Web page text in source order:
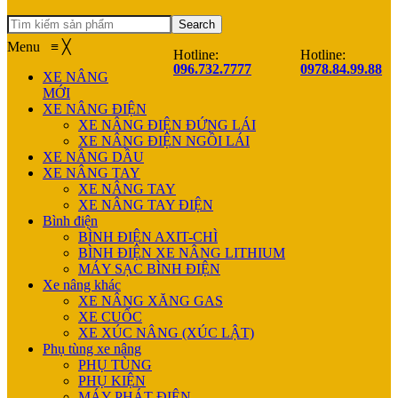
Search
Hotline:
096.732.7777
Hotline:
0978.84.99.88
Menu ≡ ╳
XE NÂNG
MỚI
XE NÂNG ĐIỆN
XE NÂNG ĐIỆN ĐỨNG LÁI
XE NÂNG ĐIỆN NGỒI LÁI
XE NÂNG DẦU
XE NÂNG TAY
XE NÂNG TAY
XE NÂNG TAY ĐIỆN
Bình điện
BÌNH ĐIỆN AXIT-CHÌ
BÌNH ĐIỆN XE NÂNG LITHIUM
MÁY SẠC BÌNH ĐIỆN
Xe nâng khác
XE NÂNG XĂNG GAS
XE CUỐC
XE XÚC NÂNG (XÚC LẬT)
Phụ tùng xe nâng
PHỤ TÙNG
PHỤ KIỆN